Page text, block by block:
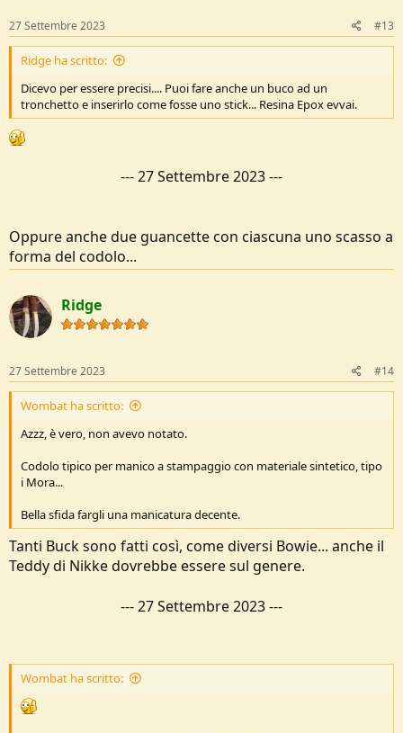
s
:
27 Settembre 2023 #13
Ridge ha scritto:
Dicevo per essere precisi.... Puoi fare anche un buco ad un
tronchetto e inserirlo come fosse uno stick... Resina Epox evvai.
---27 Settembre 2023---
Oppure anche due guancette con ciascuna uno scasso a
forma del codolo...
Ridge
27 Settembre 2023 #14
Wombat ha scritto:
Azzz, è vero, non avevo notato.
Codolo tipico per manico a stampaggio con materiale sintetico, tipo
i Mora...
Bella sfida fargli una manicatura decente.
Tanti Buck sono fatti così, come diversi Bowie... anche il
Teddy di Nikke dovrebbe essere sul genere.
---27 Settembre 2023---
Wombat ha scritto: